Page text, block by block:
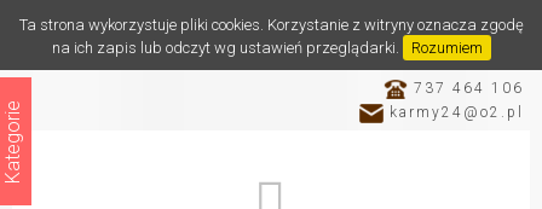
Ta strona wykorzystuje pliki cookies. Korzystanie z witryny oznacza zgodę
na ich zapis lub odczyt wg ustawień przeglądarki.
Rozumiem
737 464 106
karmy24@o2.pl
Kategorie